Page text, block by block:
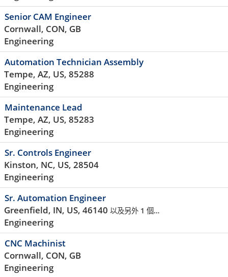
Senior CAM Engineer
Cornwall, CON, GB
Engineering
Automation Technician Assembly
Tempe, AZ, US, 85288
Engineering
Maintenance Lead
Tempe, AZ, US, 85283
Engineering
Sr. Controls Engineer
Kinston, NC, US, 28504
Engineering
Sr. Automation Engineer
Greenfield, IN, US, 46140 以及另外 1 個…
Engineering
CNC Machinist
Cornwall, CON, GB
Engineering